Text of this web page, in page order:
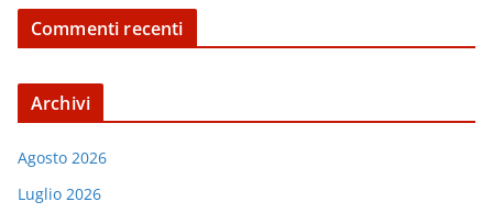
Commenti recenti
Archivi
Agosto 2026
Luglio 2026